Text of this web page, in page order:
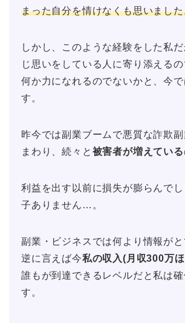
まった自分を情けなくも思いまし
しかし、このような経験をした私
じ思いをしている人に寄り添えるの
何か力になれるのでないかと、今で
す。
昨今では副業ブームで悪質な詐欺
まわり、続々と 被害者が増えている
利益を出す以前に損失が膨らんで
子ありません…。
副業・ビジネスでは何より情報がと
逆に言えば今私の収入(月収300万
誰もが到達できるレベルだと私は確
す。